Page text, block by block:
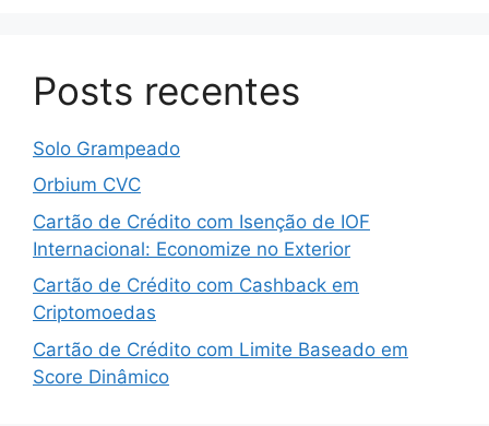
Posts recentes
Solo Grampeado
Orbium CVC
Cartão de Crédito com Isenção de IOF
Internacional: Economize no Exterior
Cartão de Crédito com Cashback em
Criptomoedas
Cartão de Crédito com Limite Baseado em
Score Dinâmico